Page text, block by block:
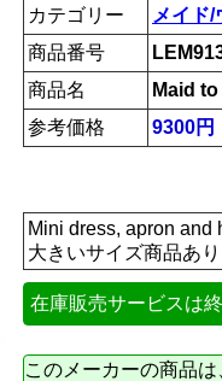
カテゴリー
メイド/
商品番号
商品名
Maid
参考価格
9300円
Mini dress, apron and
大きいサイズ商品あ
在庫販売サービスは
このメーカーの商品